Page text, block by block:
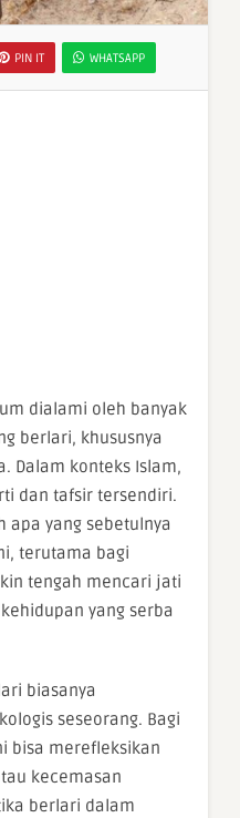
PIN IT WHATSAPP
dialami oleh banyak
berlari, khususnya
Dalam konteks Islam,
dan tafsir tersendiri.
apa yang sebetulnya
terutama bagi
tengah mencari jati
yang serba
biasanya
seseorang. Bagi
bisa merefleksikan
kecemasan
berlari dalam